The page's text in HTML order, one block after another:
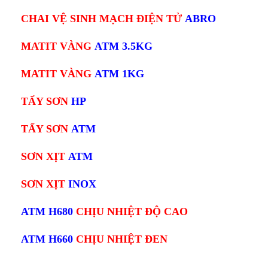
CHAI VỆ SINH MẠCH ĐIỆN TỬ ABRO
MATIT VÀNG ATM 3.5KG
MATIT VÀNG ATM 1KG
TẨY SƠN HP
TẨY SƠN ATM
SƠN XỊT ATM
SƠN XỊT INOX
ATM H680 CHỊU NHIỆT ĐỘ CAO
ATM H660 CHỊU NHIỆT ĐEN